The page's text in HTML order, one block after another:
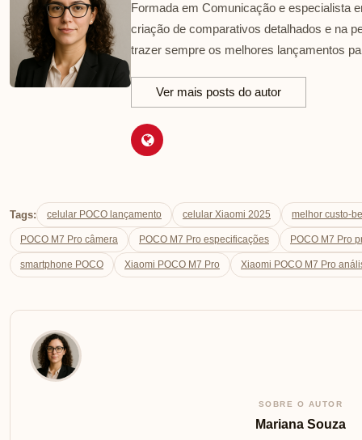
Formada em Comunicação e especialista
criação de comparativos detalhados e na
trazer sempre os melhores lançamentos
Ver mais posts do autor
Tags: celular POCO lançamento celular Xiaomi 2025 melhor custo-
POCO M7 Pro câmera POCO M7 Pro especificações POCO M7 Pro
smartphone POCO Xiaomi POCO M7 Pro Xiaomi POCO M7 Pro
SOBRE O AUTOR
Mariana Souza